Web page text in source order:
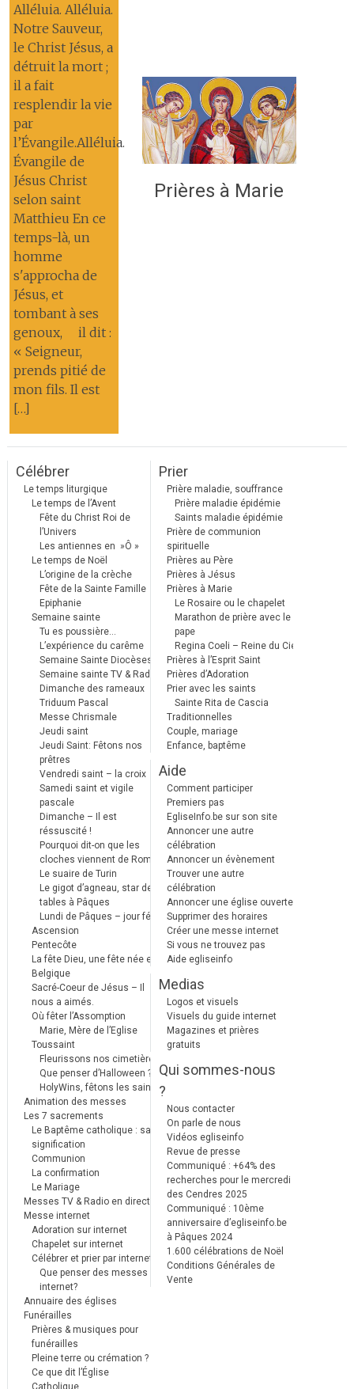
Alléluia. Alléluia.
Notre Sauveur,
le Christ Jésus, a
détruit la mort ;
il a fait
resplendir la vie
par
l’Évangile.Alléluia.
Évangile de
Jésus Christ
selon saint
Matthieu En ce
temps-là, un
homme
s'approcha de
Jésus, et
tombant à ses
genoux, il dit :
« Seigneur,
prends pitié de
mon fils. Il est
[…]
Prières à Marie
Célébrer
Le temps liturgique
Le temps de l’Avent
Fête du Christ Roi de
l’Univers
Les antiennes en »Ô »
Le temps de Noël
L’origine de la crèche
Fête de la Sainte Famille
Epiphanie
Semaine sainte
Tu es poussière…
L’expérience du carême
Semaine Sainte Diocèses
Semaine sainte TV & Radio
Dimanche des rameaux
Triduum Pascal
Messe Chrismale
Jeudi saint
Jeudi Saint: Fêtons nos
prêtres
Vendredi saint – la croix
Samedi saint et vigile
pascale
Dimanche – Il est
réssuscité !
Pourquoi dit-on que les
cloches viennent de Rome ?
Le suaire de Turin
Le gigot d’agneau, star des
tables à Pâques
Lundi de Pâques – jour férié
Ascension
Pentecôte
La fête Dieu, une fête née en
Belgique
Sacré-Coeur de Jésus – Il
nous a aimés.
Où fêter l’Assomption
Marie, Mère de l’Eglise
Toussaint
Fleurissons nos cimetières
Que penser d’Halloween ?
HolyWins, fêtons les saints !
Animation des messes
Les 7 sacrements
Le Baptême catholique : sa
signification
Communion
La confirmation
Le Mariage
Messes TV & Radio en direct
Messe internet
Adoration sur internet
Chapelet sur internet
Célébrer et prier par internet
Que penser des messes
internet?
Annuaire des églises
Funérailles
Prières & musiques pour
funérailles
Pleine terre ou crémation ?
Ce que dit l’Église
Catholique.
Prier
Prière maladie, souffrance
Prière maladie épidémie
Saints maladie épidémie
Prière de communion
spirituelle
Prières au Père
Prières à Jésus
Prières à Marie
Le Rosaire ou le chapelet
Marathon de prière avec le
pape
Regina Coeli – Reine du Ciel
Prières à l’Esprit Saint
Prières d’Adoration
Prier avec les saints
Sainte Rita de Cascia
Traditionnelles
Couple, mariage
Enfance, baptême
Aide
Comment participer
Premiers pas
EgliseInfo.be sur son site
Annoncer une autre
célébration
Annoncer un évènement
Trouver une autre
célébration
Annoncer une église ouverte
Supprimer des horaires
Créer une messe internet
Si vous ne trouvez pas
Aide egliseinfo
Medias
Logos et visuels
Visuels du guide internet
Magazines et prières
gratuits
Qui sommes-nous
?
Nous contacter
On parle de nous
Vidéos egliseinfo
Revue de presse
Communiqué : +64% des
recherches pour le mercredi
des Cendres 2025
Communiqué : 10ème
anniversaire d’egliseinfo.be
à Pâques 2024
1.600 célébrations de Noël
Conditions Générales de
Vente